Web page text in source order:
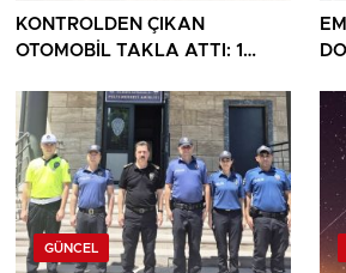
KONTROLDEN ÇIKAN
OTOMOBİL TAKLA ATTI: 1
GÜNCEL